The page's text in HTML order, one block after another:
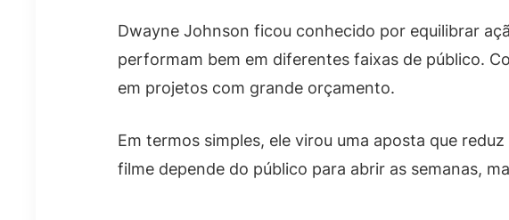
Dwayne Johnson ficou conhecido por equilibrar
performam bem em diferentes faixas de público.
em projetos com grande orçamento.
Em termos simples, ele virou uma aposta que
filme depende do público para abrir as semanas,